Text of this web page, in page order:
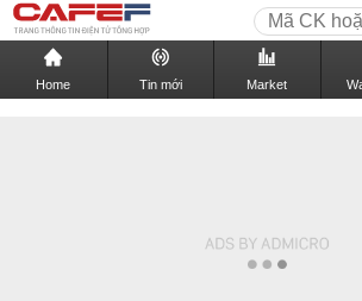
Home Tin mới Market